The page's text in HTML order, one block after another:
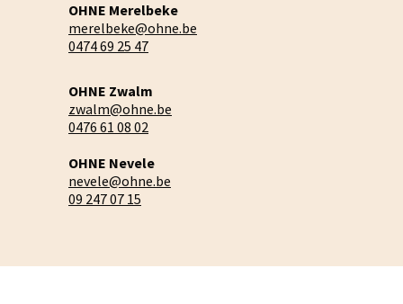
OHNE Merelbeke
merelbeke@ohne.be
0474 69 25 47
OHNE Zwalm
zwalm@ohne.be
0476 61 08 02
OHNE Nevele
nevele@ohne.be
09 247 07 15